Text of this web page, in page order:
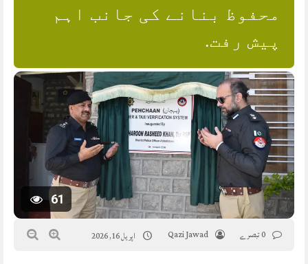
محفوظ بنانے کی جانب اہم
پیش رفت.
61
Qazi Jawad اپریل 16, 2026